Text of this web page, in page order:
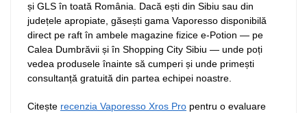
și GLS în toată România. Dacă ești din Sibiu sau din
județele apropiate, găsești gama Vaporesso disponibilă
direct pe raft în ambele magazine fizice e-Potion — pe
Calea Dumbrăvii și în Shopping City Sibiu — unde poți
vedea produsele înainte să cumperi și unde primești
consultanță gratuită din partea echipei noastre.
Citește recenzia Vaporesso Xros Pro pentru o evaluare